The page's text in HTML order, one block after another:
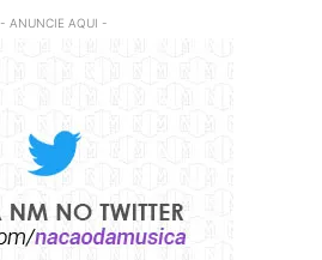
- ANUNCIE AQUI -